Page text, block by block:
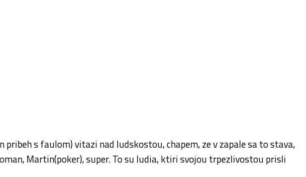
s faulom) vitazi nad ludskostou, chapem, ze v zapale sa to stava,
Martin(poker), super. To su ludia, ktiri svojou trpezlivostou prisli